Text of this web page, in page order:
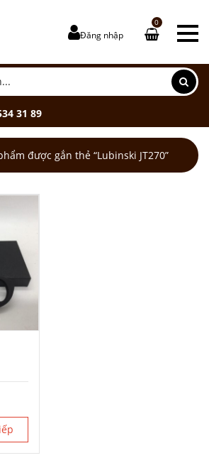
Đăng nhập
0
31 89
được gắn thẻ “Lubinski JT270”